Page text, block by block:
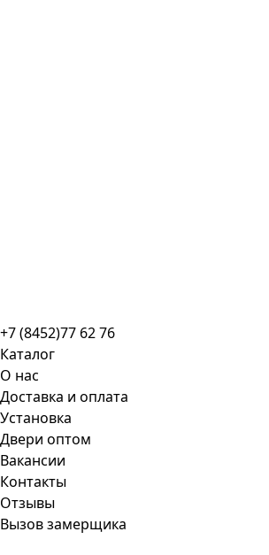
+7 (8452)77 62 76
Каталог
О нас
Доставка и оплата
Установка
Двери оптом
Вакансии
Контакты
Отзывы
Вызов замерщика